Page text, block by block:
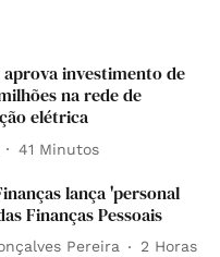
aprova investimento de
na rede de
elétrica
41 Minutos
lança 'personal
Finanças Pessoais
Pereira 2 Horas